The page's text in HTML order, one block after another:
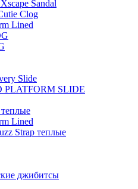
Sandal
Clog
Lined
Slide
PLATFORM SLIDE
Lined
Strap теплые
джибитсы